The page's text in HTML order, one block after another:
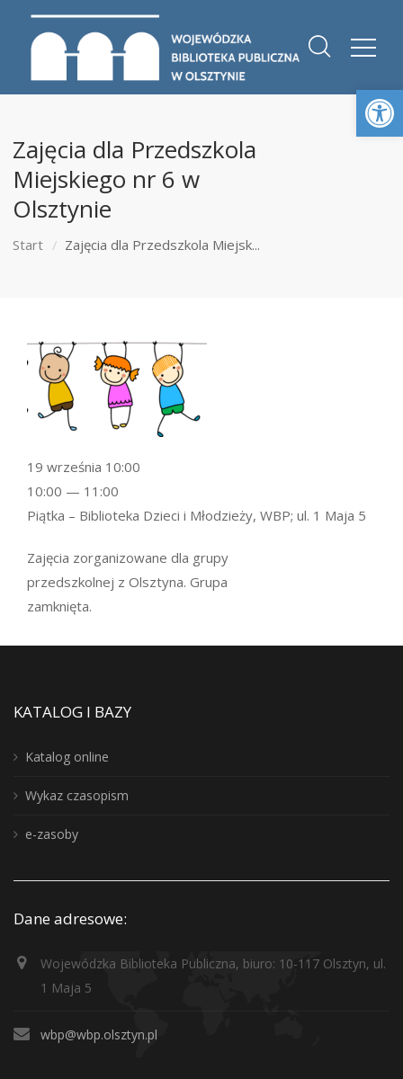
Zajęcia dla Przedszkola
Miejskiego nr 6 w
Olsztynie
Start Zajęcia dla Przedszkola Miejsk...
Zajęcia zorganizowane dla grupy
przedszkolnej z Olsztyna. Grupa
zamknięta.
19 września 10:00
10:00 — 11:00
Piątka – Biblioteka Dzieci i Młodzieży, WBP; ul. 1 Maja 5
KATALOG I BAZY
Katalog online
Wykaz czasopism
e-zasoby
Dane adresowe:
Wojewódzka Biblioteka Publiczna, biuro: 10-117 Olsztyn, ul.
1 Maja 5
wbp@wbp.olsztyn.pl